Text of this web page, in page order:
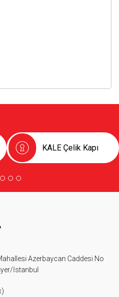
KALE Çelik Kapı
Azerbaycan Caddesi No
İstanbul